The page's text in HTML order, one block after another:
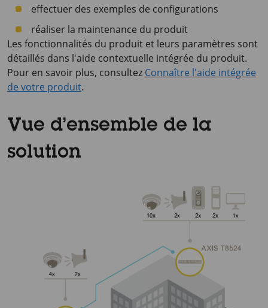
effectuer des exemples de configurations
réaliser la maintenance du produit
Les fonctionnalités du produit et leurs paramètres sont
détaillés dans l'aide contextuelle intégrée du produit.
Pour en savoir plus, consultez Connaître l'aide intégrée
de votre produit.
Vue d’ensemble de la
solution